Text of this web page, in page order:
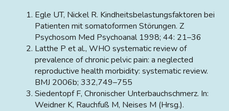
Egle UT, Nickel R. Kindheitsbelastungsfaktoren bei
Patienten mit somatoformen Störungen. Z
Psychosom Med Psychoanal 1998; 44: 21–36
Latthe P et al., WHO systematic review of
prevalence of chronic pelvic pain: a neglected
reproductive health morbidity: systematic review.
BMJ 2006b; 332,749–755
Siedentopf F, Chronischer Unterbauchschmerz. In:
Weidner K, Rauchfuß M, Neises M (Hrsg.).